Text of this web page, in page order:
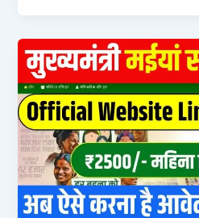
Approval
List:
38
लाख
महिलाओं
की
अप्रूवल
लिस्ट
जिनके